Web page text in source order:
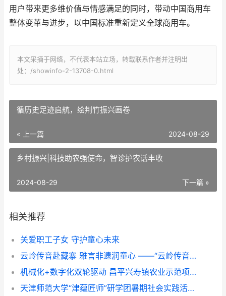
用户带来更多维价值与情感满足的同时，带动中国商用车
整体变革与进步，以中国标准重新定义全球商用车。
本文采摘于网络，不代表本站立场，转载联系作者并注明出
处：/showinfo-2-13708-0.html
循历史足迹启航，绘荆竹振兴画卷
« 上一篇 2024-08-29
乡村振兴|科技助农强使命，智诊护农话丰收
下一篇 »
2024-08-29
相关推荐
关爱职工子女 守护童心未来
云岭传音赴藏寨 雅言非遗润童心 ——“云岭传音”志愿服务队赴甘堡藏寨推普实践纪实
机械化+数字化双轮驱动 昌平兴寿镇农业示范项目展示培训成果
天津师范大学“津蕴匠师”研学团暑期社会实践活动纪实